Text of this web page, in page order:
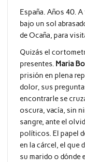
España. Años 40.
bajo un sol
de Ocaña, para
Quizás el
presentes. Maria
prisión en plena
dolor, sus
encontrarle se
oscura, vacía, sin
sangre, ante el
políticos. El papel
en la cárcel, el que
su marido o dónde